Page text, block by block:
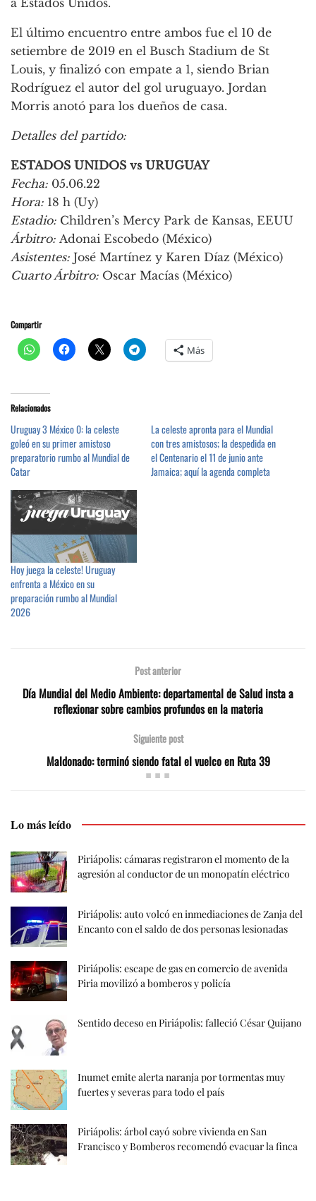
a Estados Unidos.
El último encuentro entre ambos fue el 10 de
setiembre de 2019 en el Busch Stadium de St
Louis, y finalizó con empate a 1, siendo Brian
Rodríguez el autor del gol uruguayo. Jordan
Morris anotó para los dueños de casa.
Detalles del partido:
ESTADOS UNIDOS vs URUGUAY
Fecha: 05.06.22
Hora: 18 h (Uy)
Estadio: Children’s Mercy Park de Kansas, EEUU
Árbitro: Adonai Escobedo (México)
Asistentes: José Martínez y Karen Díaz (México)
Cuarto Árbitro: Oscar Macías (México)
Compartir
Más
Relacionados
Uruguay 3 México 0: la celeste
goleó en su primer amistoso
preparatorio rumbo al Mundial de
Catar
La celeste apronta para el Mundial
con tres amistosos; la despedida en
el Centenario el 11 de junio ante
Jamaica; aquí la agenda completa
Hoy juega la celeste! Uruguay
enfrenta a México en su
preparación rumbo al Mundial
2026
Post anterior
Día Mundial del Medio Ambiente: departamental de Salud insta a
reflexionar sobre cambios profundos en la materia
Siguiente post
Maldonado: terminó siendo fatal el vuelco en Ruta 39
Lo más leído
Piriápolis: cámaras registraron el momento de la
agresión al conductor de un monopatín eléctrico
Piriápolis: auto volcó en inmediaciones de Zanja del
Encanto con el saldo de dos personas lesionadas
Piriápolis: escape de gas en comercio de avenida
Piria movilizó a bomberos y policía
Sentido deceso en Piriápolis: falleció César Quijano
Inumet emite alerta naranja por tormentas muy
fuertes y severas para todo el país
Piriápolis: árbol cayó sobre vivienda en San
Francisco y Bomberos recomendó evacuar la finca